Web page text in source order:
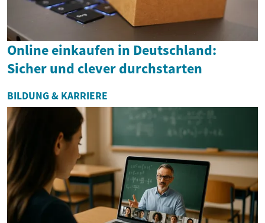
Online einkaufen in Deutschland:
Sicher und clever durchstarten
BILDUNG & KARRIERE